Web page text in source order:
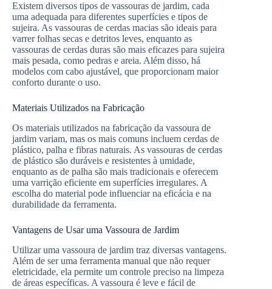
Existem diversos tipos de vassouras de jardim, cada
uma adequada para diferentes superfícies e tipos de
sujeira. As vassouras de cerdas macias são ideais para
varrer folhas secas e detritos leves, enquanto as
vassouras de cerdas duras são mais eficazes para sujeira
mais pesada, como pedras e areia. Além disso, há
modelos com cabo ajustável, que proporcionam maior
conforto durante o uso.
Materiais Utilizados na Fabricação
Os materiais utilizados na fabricação da vassoura de
jardim variam, mas os mais comuns incluem cerdas de
plástico, palha e fibras naturais. As vassouras de cerdas
de plástico são duráveis e resistentes à umidade,
enquanto as de palha são mais tradicionais e oferecem
uma varrição eficiente em superfícies irregulares. A
escolha do material pode influenciar na eficácia e na
durabilidade da ferramenta.
Vantagens de Usar uma Vassoura de Jardim
Utilizar uma vassoura de jardim traz diversas vantagens.
Além de ser uma ferramenta manual que não requer
eletricidade, ela permite um controle preciso na limpeza
de áreas específicas. A vassoura é leve e fácil de